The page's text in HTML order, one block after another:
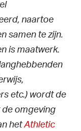
naartoe
samen te zijn.
is maatwerk.
etc.) wordt de
de omgeving
hetAthletic